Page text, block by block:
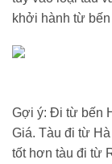
khởi hành từ
Gợi ý: Đi từ bến
Giá. Tàu đi từ
tốt hơn tàu đi từ